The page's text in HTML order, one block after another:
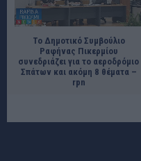
Το Δημοτικό Συμβούλιο
Ραφήνας Πικερμίου
συνεδριάζει για το αεροδρόμιο
Σπάτων και ακόμη 8 θέματα –
rpn